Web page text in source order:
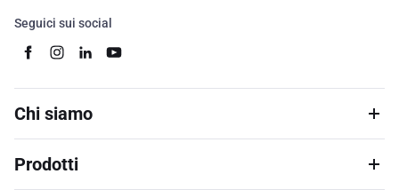
Seguici sui social
Chi siamo
Prodotti